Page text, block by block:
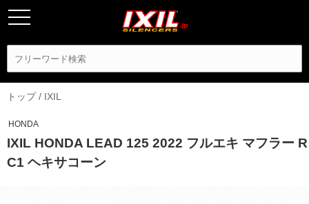
トップ/ IXIL
HONDA
IXIL HONDA LEAD 125 2022 フルエキ マフラー R
C1 ヘキサコーン